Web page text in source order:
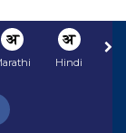
अ
Hindi
अ